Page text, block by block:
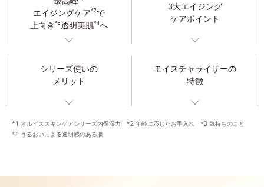
エイジングケア*2で
上向き *3透明美肌*4へ
3大エイジング
ケアポイント
シリーズ使いの
メリット
モイスチャライザーの
特徴
*1 オルビススキンケアシリーズ内保湿力 *2 年齢に応じたお手入れ *3 気持ちのこと
*4 うるおいによる透明感のある肌